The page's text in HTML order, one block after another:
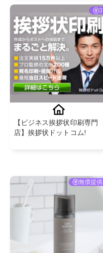
3
【ビジネス挨拶状印刷専門
店】挨拶状ドットコム!
無償提供